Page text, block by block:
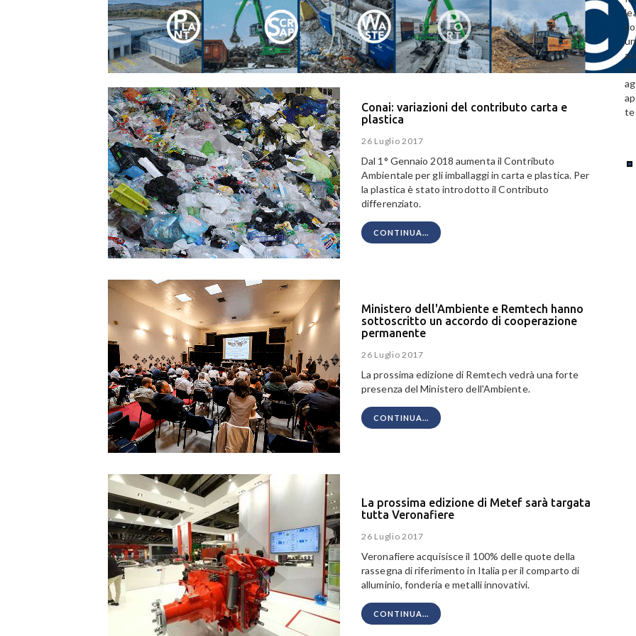
Conai: variazioni del contributo carta e
plastica
26 Luglio 2017
Dal 1° Gennaio 2018 aumenta il Contributo
Ambientale per gli imballaggi in carta e plastica. Per
la plastica è stato introdotto il Contributo
differenziato.
CONTINUA...
Ministero dell'Ambiente e Remtech hanno
sottoscritto un accordo di cooperazione
permanente
26 Luglio 2017
La prossima edizione di Remtech vedrà una forte
presenza del Ministero dell'Ambiente.
CONTINUA...
La prossima edizione di Metef sarà targata
tutta Veronafiere
26 Luglio 2017
Veronafiere acquisisce il 100% delle quote della
rassegna di riferimento in Italia per il comparto di
alluminio, fonderia e metalli innovativi.
CONTINUA...
al